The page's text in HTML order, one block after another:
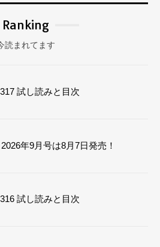
Ranking
読まれてます
試し読みと目次
年9月号は8月7日発売！
試し読みと目次